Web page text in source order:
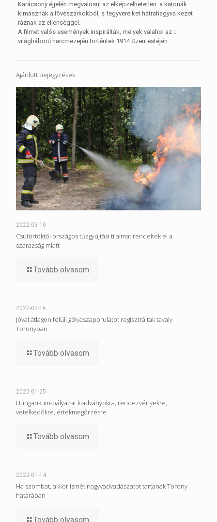
Karácsony éjjelén megvalósul az elképzelhetetlen: a katonák
kimásznak a lövészárkokból, s fegyvereiket hátrahagyva kezet
ráznak az ellenséggel.
A filmet valós események inspirálták, melyek valahol az I.
világháborű harcmezején történtek 1914 Szentestéjén.
Ajánlott bejegyzések
2022-03-10
Csütörtöktől országos tűzgyújtási tilalmat rendeltek el a
szárazság miatt
Tovább olvasom
2022-02-16
Jóval átlagon felüli gólyaszaporulatot regisztráltak tavaly
Toronyban
Tovább olvasom
2022-01-25
Hungarikum-pályázat kiadványokra, rendezvényekre,
vetélkedőkre, értékmegőrzésre
Tovább olvasom
2022-01-14
Ha szombat, akkor ismét nagyvadvadászatot tartanak Torony
határában
Tovább olvasom